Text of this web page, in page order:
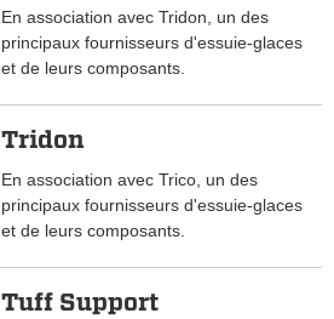
En association avec Tridon, un des
principaux fournisseurs d'essuie-glaces
et de leurs composants.
Tridon
En association avec Trico, un des
principaux fournisseurs d'essuie-glaces
et de leurs composants.
Tuff Support